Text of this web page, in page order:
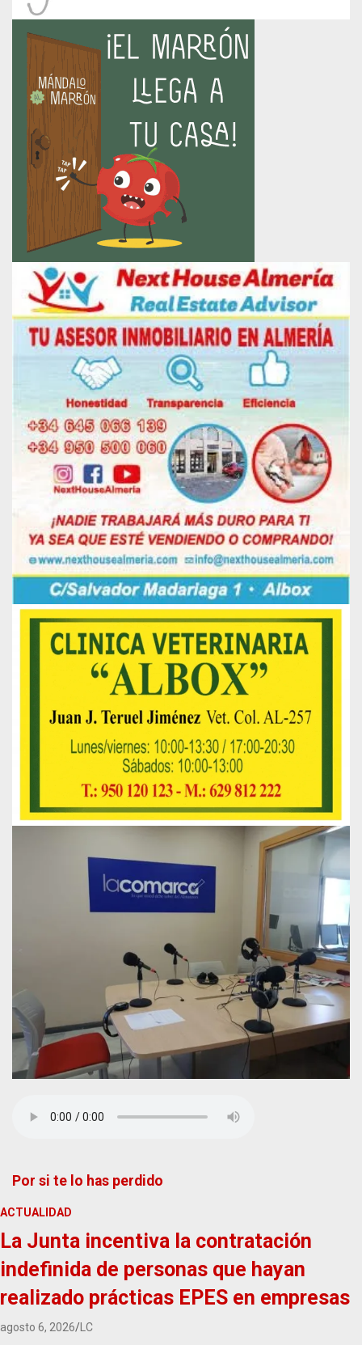
Por si te lo has perdido
ACTUALIDAD
La Junta incentiva la contratación
indefinida de personas que hayan
realizado prácticas EPES en empresas
agosto 6, 2026 LC